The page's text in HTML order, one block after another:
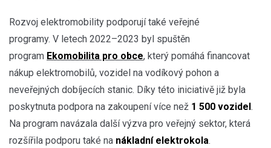
Rozvoj elektromobility podporují také veřejné
programy. V letech 2022–2023 byl spuštěn
program Ekomobilita pro obce, který pomáhá financovat
nákup elektromobilů, vozidel na vodíkový pohon a
neveřejných dobíjecích stanic. Díky této iniciativě již byla
poskytnuta podpora na zakoupení více než 1 500 vozidel.
Na program navázala další výzva pro veřejný sektor, která
rozšířila podporu také na nákladní elektrokola.